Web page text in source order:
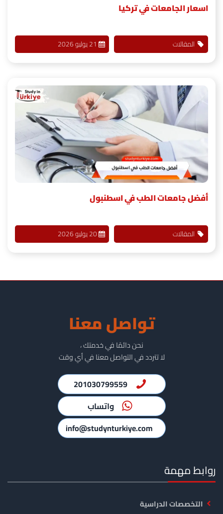
اسعار الجامعات في تركيا
المقالات 21 يوليو 2026
أفضل جامعات الطب في اسطنبول
المقالات 20 يوليو 2026
تواصل معنا
نحن دائمًا في خدمتك ،
لا تتردد في التواصل معنا في أي وقت
201030799559
واتساب
info@studynturkiye.com
روابط مهمة
التخصصات الدراسية